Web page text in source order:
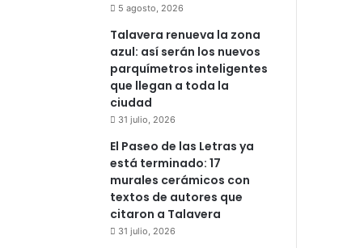
5 agosto, 2026
Talavera renueva la zona
azul: así serán los nuevos
parquímetros inteligentes
que llegan a toda la
ciudad
31 julio, 2026
El Paseo de las Letras ya
está terminado: 17
murales cerámicos con
textos de autores que
citaron a Talavera
31 julio, 2026